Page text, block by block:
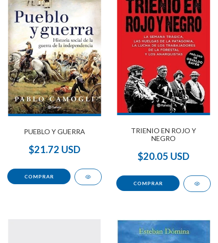
PUEBLO Y GUERRA
$21.72 USD
TRIENIO EN ROJO Y
NEGRO
$20.05 USD